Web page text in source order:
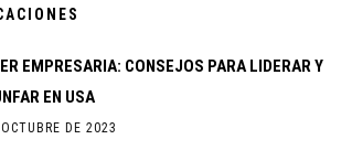
EMPRESARIA: CONSEJOS PARA LIDERAR Y
EN USA
DE 2023